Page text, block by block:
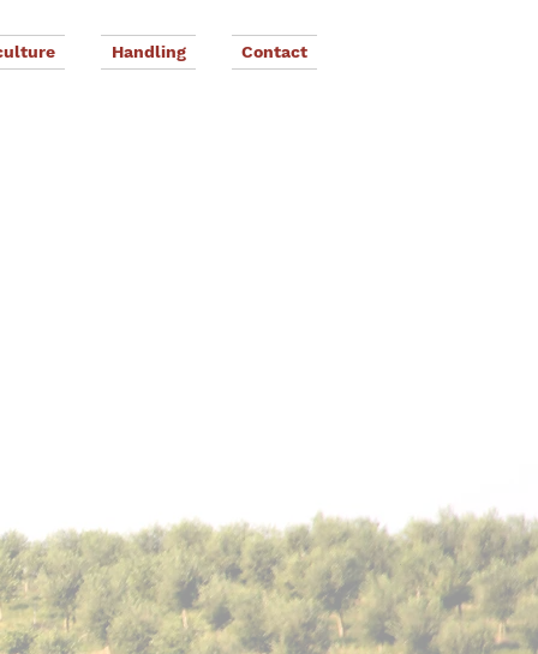
Handling Contact